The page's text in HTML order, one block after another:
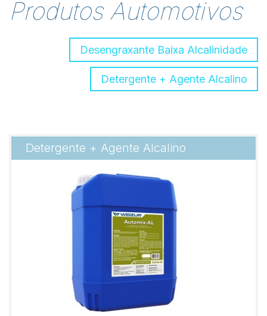
Produtos Automotivos
Desengraxante Baixa Alcalinidade
Detergente + Agente Alcalino
Detergente + Agente Alcalino